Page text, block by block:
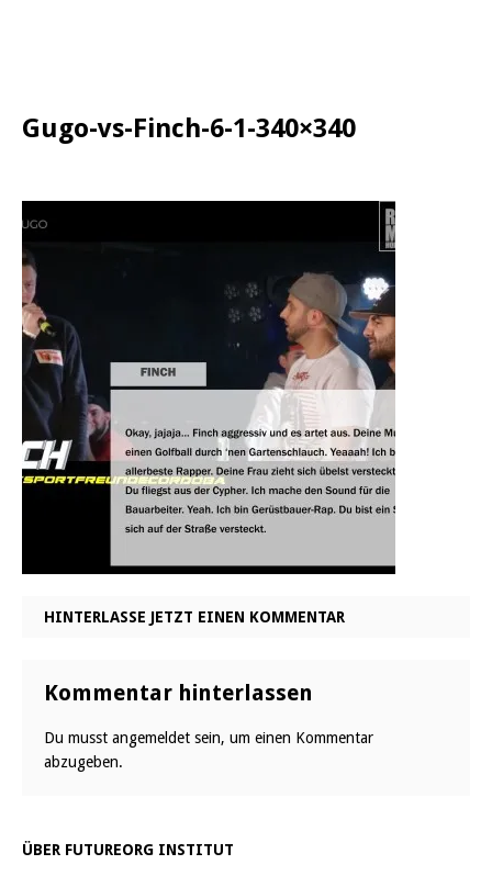
Gugo-vs-Finch-6-1-340×340
HINTERLASSE JETZT EINEN KOMMENTAR
Kommentar hinterlassen
Du musst angemeldet sein, um einen Kommentar
abzugeben.
ÜBER FUTUREORG INSTITUT